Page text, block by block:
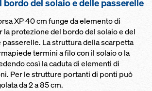
bordo del sola­io e delle pas­serelle
XP 40 cm funge da elemento di
protezione del bordo del solaio e del
La struttura della scarpetta
termini a filo con il solaio o la
così la caduta di elementi di
Per le strutture portanti di ponti può
da 2 a 85 cm.